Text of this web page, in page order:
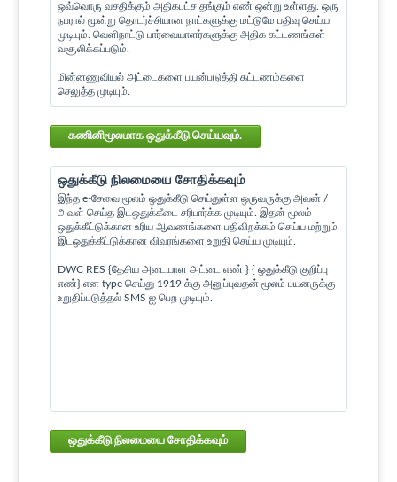
ஒவ்வொரு வசதிக்கும் அதிகபட்ச தங்கும் எண் ஒன்று உள்ளது. ஒரு
நபரால் மூன்று தொடர்ச்சியான நாட்களுக்கு மட்டுமே பதிவு செய்ய
முடியும். வெளிநாட்டு பார்வையாளர்களுக்கு அதிக கட்டணங்கள்
வசூலிக்கப்படும்.
மின்னணுவியல் அட்டைகளை பயன்படுத்தி கட்டணம்களை
செலுத்த முடியும்.
கணினிமூலமாக ஒதுக்கீடு செய்யவும்.
ஒதுக்கீடு நிலமையை சோதிக்கவும்
இந்த e-சேவை மூலம் ஒதுக்கீடு செய்துள்ள ஒருவருக்கு அவன் /
அவள் செய்த இடஒதுக்கீடை சரிபார்க்க முடியும். இதன் மூலம்
ஒதுக்கீட்டுக்கான உரிய ஆவணங்களை பதிவிறக்கம் செய்ய மற்றும்
இடஒதுக்கீட்டுக்கான விவரங்களை உறுதி செய்ய முடியும்.
DWC RES {தேசிய அடையாள அட்டை எண் } { ஒதுக்கீடு குறிப்பு
எண்} என type செய்து 1919 க்கு அனுப்புவதன் மூலம் பயனருக்கு
உறுதிப்படுத்தல் SMS ஐ பெற முடியும்.
ஒதுக்கீடு நிலமையை சோதிக்கவும்